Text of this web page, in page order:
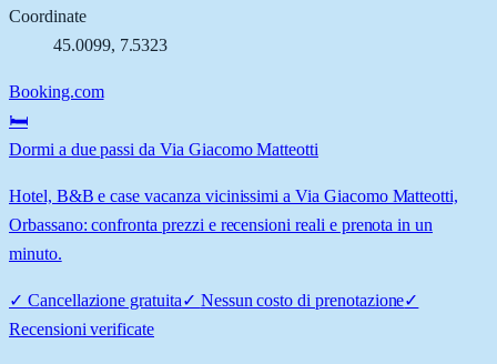
Coordinate
45.0099, 7.5323
Booking.com
🛏️
Dormi a due passi da Via Giacomo Matteotti
Hotel, B&B e case vacanza vicinissimi a Via Giacomo Matteotti,
Orbassano: confronta prezzi e recensioni reali e prenota in un
minuto.
✓ Cancellazione gratuita✓ Nessun costo di prenotazione✓
Recensioni verificate